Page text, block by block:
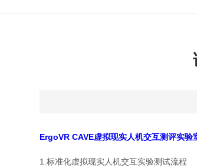
ErgoVR CAVE虚拟现实人机交互测评实验
1.标准化虚拟现实人机交互实验测试流程